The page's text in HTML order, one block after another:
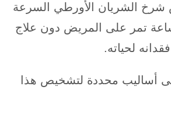
الشريان الأورطي السرعة
تمر على المريض دون علاج
لحياته.
أساليب محددة لتشخيص هذا